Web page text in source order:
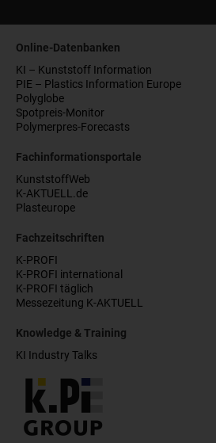
Online-Datenbanken
KI – Kunststoff Information
PIE – Plastics Information Europe
Polyglobe
Spotpreis-Monitor
Polymerpres-Forecasts
Fachinformationsportale
KunststoffWeb
K-AKTUELL.de
Plasteurope
Fachzeitschriften
K-PROFI
K-PROFI international
K-PROFI täglich
Messezeitung K-AKTUELL
Knowledge & Training
KI Industry Talks